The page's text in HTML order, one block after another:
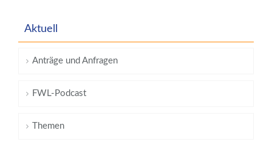
Aktuell
Anträge und Anfragen
FWL-Podcast
Themen